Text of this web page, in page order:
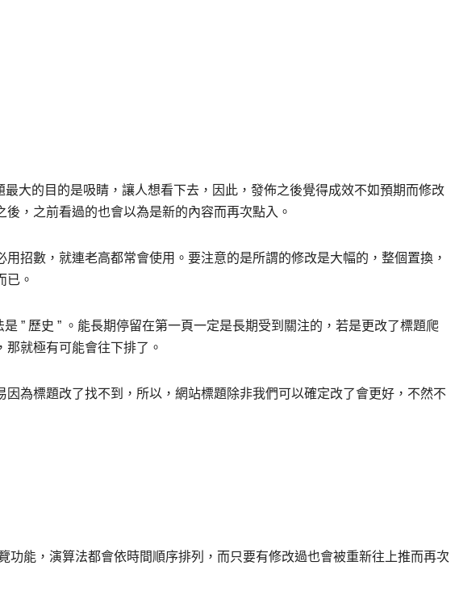
大的目的是吸睛，讓人想看下去，因此，發佈之後覺得成效不如預期而修改
，之前看過的也會以為是新的內容而再次點入。
招數，就連老高都常會使用。要注意的是所謂的修改是大幅的，整個置換，
已。
” 歷史 ” 。能長期停留在第一頁一定是長期受到關注的，若是更改了標題爬
就極有可能會往下排了。
因為標題改了找不到，所以，網站標題除非我們可以確定改了會更好，不然不
功能，演算法都會依時間順序排列，而只要有修改過也會被重新往上推而再次